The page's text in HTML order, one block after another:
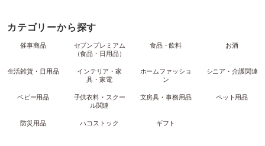
カテゴリーから探す
催事商品
セブンプレミアム
（食品・日用品）
食品・飲料 お酒
生活雑貨・日用品
インテリア・家
具・家電
ホームファッショ
ン
シニア・介護関連
ベビー用品
子供衣料・スクー
ル関連
文房具・事務用品 ペット用品
防災用品 ハコストック ギフト